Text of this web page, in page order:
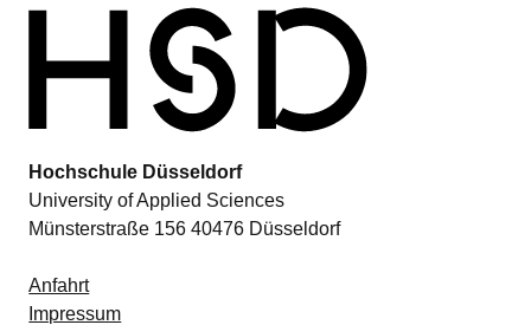
Hochschule Düsseldorf
University of Applied Sciences
Münsterstraße 156 40476 Düsseldorf
Anfahrt
Impressum